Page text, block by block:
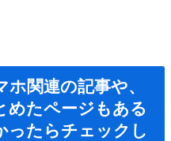
関連の記事や、
めたページもある
ったらチェックし